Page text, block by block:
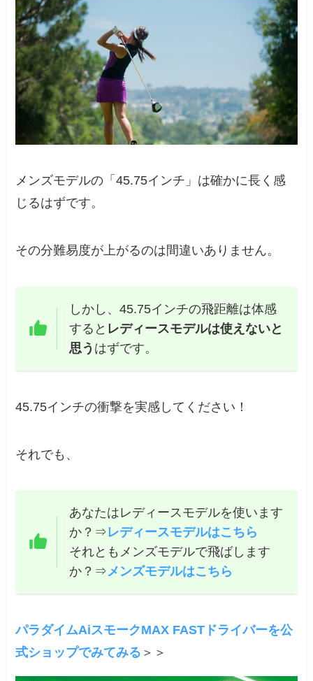
メンズモデルの「45.75インチ」は確かに長く感
じるはずです。
その分難易度が上がるのは間違いありません。
しかし、45.75インチの飛距離は体感
すると レディースモデルは使えないと
思う はずです。
45.75インチの衝撃を実感してください！
それでも、
あなたはレディースモデルを使います
か？⇒レディースモデルはこちら
それともメンズモデルで飛ばします
か？⇒メンズモデルはこちら
パラダイムAiスモークMAX FASTドライバーを公
式ショップでみてみる ＞＞